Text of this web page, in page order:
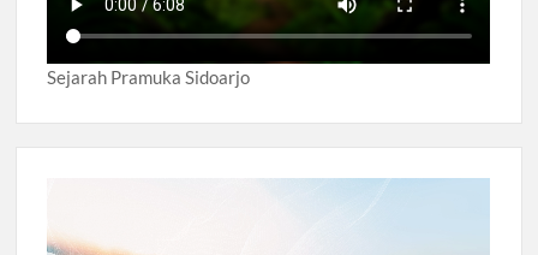
Sejarah Pramuka Sidoarjo